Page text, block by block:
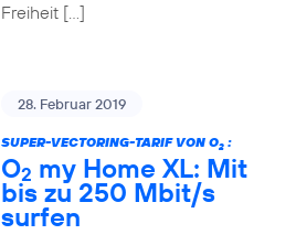
Freiheit […]
28. Februar 2019
SUPER-VECTORING-TARIF VON O2:
O2 my Home XL: Mit
bis zu 250 Mbit/s
surfen